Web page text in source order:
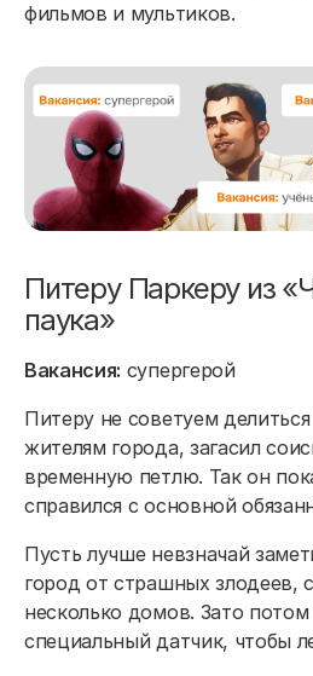
фильмов и мультиков.
Питеру Паркеру из
паука»
Вакансия: супергерой
Питеру не советуем
жителям города, загасил
временную петлю. Так он
справился с основной
Пусть лучше невзначай
город от страшных злодеев,
несколько домов. Зато
специальный датчик, чтобы